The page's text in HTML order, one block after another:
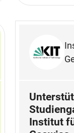
Institut